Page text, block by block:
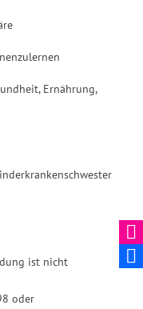
Ernährung,
ist nicht
oder